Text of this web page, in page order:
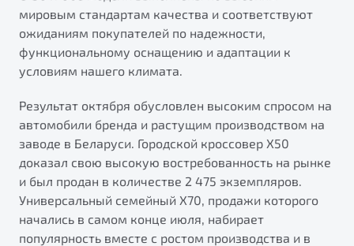
от 2 219 990 ₽*
Расчет КАСКО
Belgee Клуб
Belgee Плюс
Реферальная программа
Клиентская поддержка
Помощь на дорогах
мировым стандартам качества и соответствуют
ожиданиям покупателей по надежности,
функциональному оснащению и адаптации к
условиям нашего климата.
Результат октября обусловлен высоким спросом на
автомобили бренда и растущим производством на
заводе в Беларуси. Городской кроссовер X50
доказал свою высокую востребованность на рынке
и был продан в количестве 2 475 экземпляров.
Универсальный семейный X70, продажи которого
начались в самом конце июля, набирает
популярность вместе с ростом производства и в